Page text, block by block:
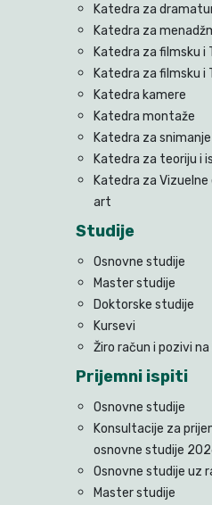
Katedra za
Katedra za
Katedra za filmsku i
Katedra za filmsku i
Katedra kamere
Katedra montaže
Katedra za
Katedra za teoriju i
Katedra za
art
Studije
Osnovne studije
Master studije
Doktorske studije
Kursevi
Žiro račun i pozivi na
Prijemni ispiti
Osnovne studije
Konsultacije za
osnovne studije
Osnovne studije uz
Master studije